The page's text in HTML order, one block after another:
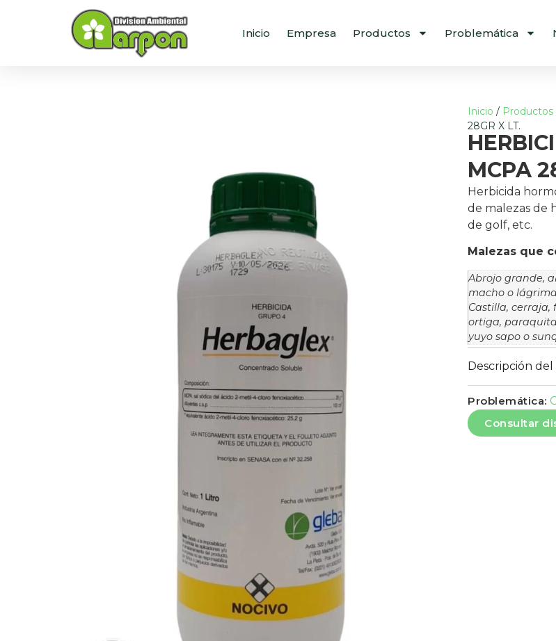
Inicio Empresa Productos Problemática
Inicio / Productos
28GR X LT.
MCPA
Herbicida
de malezas de
de golf, etc.
Malezas que
Abrojo grande,
macho o
Castilla, cerraja,
ortiga,
yuyo sapo o
Descripción
Problemática:
Consultar